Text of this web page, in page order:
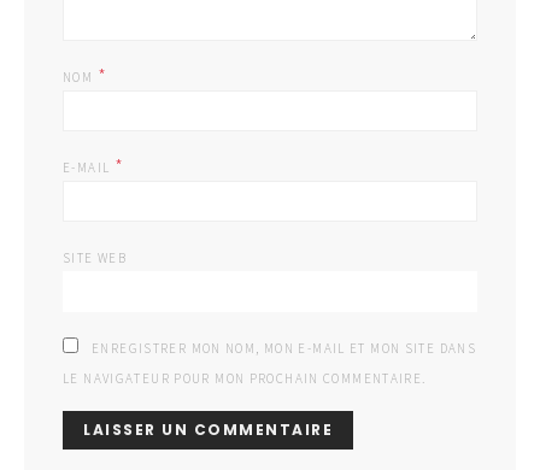
NOM *
E-MAIL *
SITE WEB
ENREGISTRER MON NOM, MON E-MAIL ET MON SITE DANS
LE NAVIGATEUR POUR MON PROCHAIN COMMENTAIRE.